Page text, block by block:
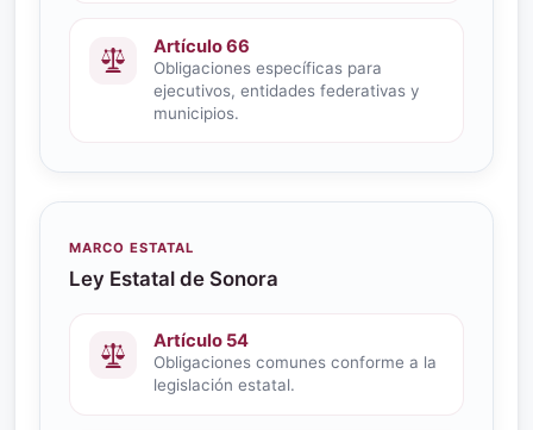
Artículo 66
Obligaciones específicas para
ejecutivos, entidades federativas y
municipios.
MARCO ESTATAL
Ley Estatal de Sonora
Artículo 54
Obligaciones comunes conforme a la
legislación estatal.